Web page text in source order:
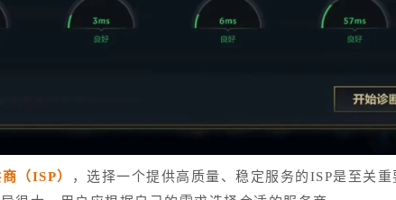
（ISP）
，选择一个提供高质量、稳定服务的ISP是至关重